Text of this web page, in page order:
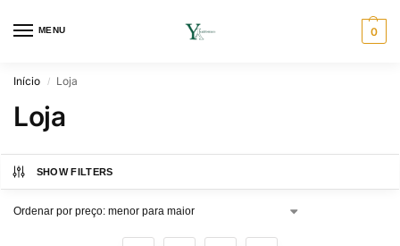
MENU 0
Início / Loja
Loja
SHOW FILTERS